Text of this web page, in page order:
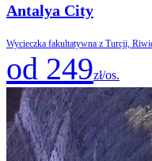
Antalya City
Wycieczka fakultatywna z Turcji,
od 249zł/os.